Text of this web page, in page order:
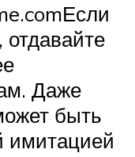
отдавайте
Даже
быть
имитацией